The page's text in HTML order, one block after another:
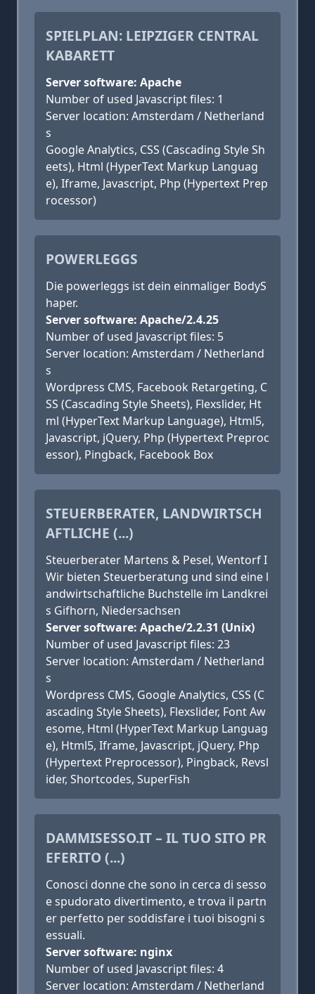
SPIELPLAN: LEIPZIGER CENTRAL
KABARETT
Server software: Apache
Number of used Javascript files: 1
Server location: Amsterdam / Netherland
s
Google Analytics, CSS (Cascading Style Sh
eets), Html (HyperText Markup Languag
e), Iframe, Javascript, Php (Hypertext Prep
rocessor)
POWERLEGGS
Die powerleggs ist dein einmaliger BodyS
haper.
Server software: Apache/2.4.25
Number of used Javascript files: 5
Server location: Amsterdam / Netherland
s
Wordpress CMS, Facebook Retargeting, C
SS (Cascading Style Sheets), Flexslider, Ht
ml (HyperText Markup Language), Html5,
Javascript, jQuery, Php (Hypertext Preproc
essor), Pingback, Facebook Box
STEUERBERATER, LANDWIRTSCH
AFTLICHE (...)
Steuerberater Martens & Pesel, Wentorf I
Wir bieten Steuerberatung und sind eine l
andwirtschaftliche Buchstelle im Landkrei
s Gifhorn, Niedersachsen
Server software: Apache/2.2.31 (Unix)
Number of used Javascript files: 23
Server location: Amsterdam / Netherland
s
Wordpress CMS, Google Analytics, CSS (C
ascading Style Sheets), Flexslider, Font Aw
esome, Html (HyperText Markup Languag
e), Html5, Iframe, Javascript, jQuery, Php
(Hypertext Preprocessor), Pingback, Revsl
ider, Shortcodes, SuperFish
DAMMISESSO.IT – IL TUO SITO PR
EFERITO (...)
Conosci donne che sono in cerca di sesso
e spudorato divertimento, e trova il partn
er perfetto per soddisfare i tuoi bisogni s
essuali.
Server software: nginx
Number of used Javascript files: 4
Server location: Amsterdam / Netherland